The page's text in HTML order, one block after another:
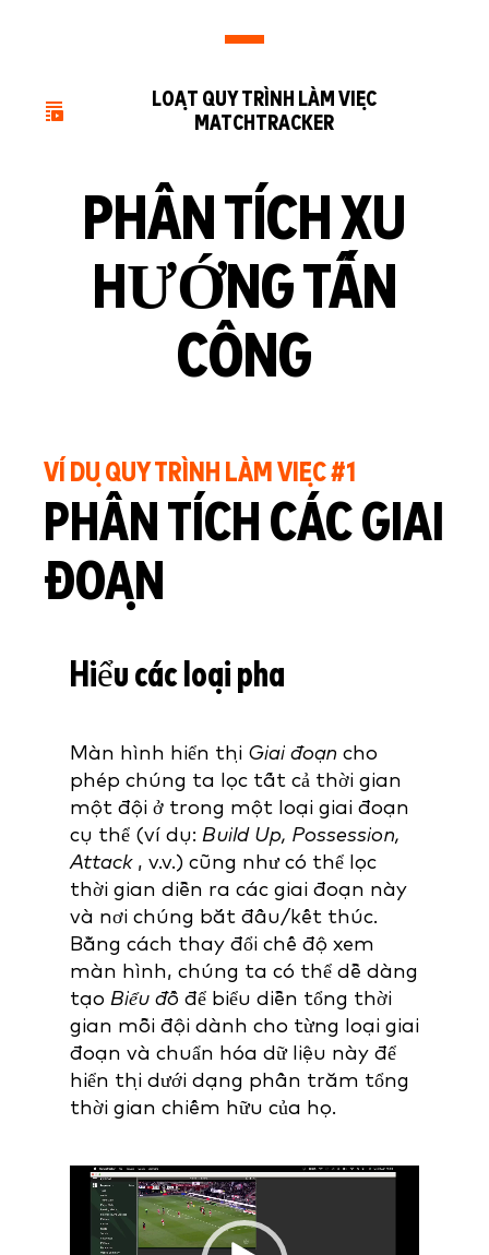
LOẠT QUY TRÌNH LÀM VIỆC
MATCHTRACKER
PHÂN TÍCH XU
HƯỚNG TẤN
CÔNG
VÍ DỤ QUY TRÌNH LÀM VIỆC #1
PHÂN TÍCH CÁC GIAI
ĐOẠN
Hiểu các loại pha
Màn hình hiển thị Giai đoạn cho
phép chúng ta lọc tất cả thời gian
một đội ở trong một loại giai đoạn
cụ thể (ví dụ: Build Up, Possession,
Attack , v.v.) cũng như có thể lọc
thời gian diễn ra các giai đoạn này
và nơi chúng bắt đầu/kết thúc.
Bằng cách thay đổi chế độ xem
màn hình, chúng ta có thể dễ dàng
tạo Biểu đồ để biểu diễn tổng thời
gian mỗi đội dành cho từng loại giai
đoạn và chuẩn hóa dữ liệu này để
hiển thị dưới dạng phần trăm tổng
thời gian chiếm hữu của họ.
Video
Player